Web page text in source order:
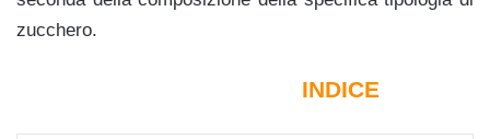
zucchero.
INDICE